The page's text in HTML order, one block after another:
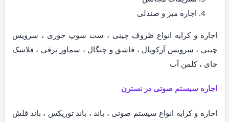
اجاره میز و صندلی
اجاره و کرایه انواع ظروف چینی ، ست سوپ خوری ، سرویس
چینی ، سرویس آرکوپال ، قاشق و چنگال ، سماور برقی ، فلاسک
چای ، کلمن آب
اجاره سیستم صوتی در نسترن
اجاره و کرایه انواع سیستم صوتی ، باند ، باند توریکس ، باند فلش